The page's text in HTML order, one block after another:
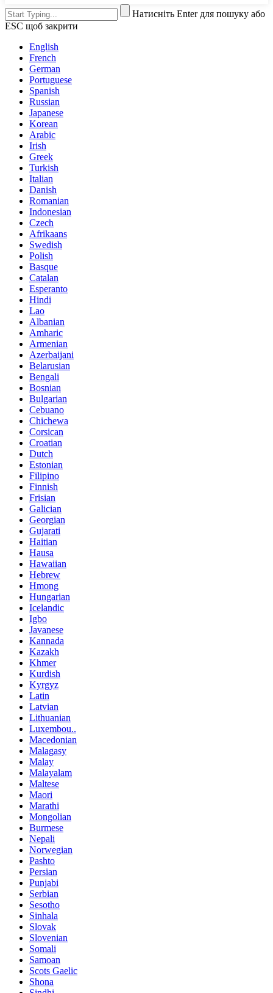
Натисніть Enter для пошуку або
ESC щоб закрити
English
French
German
Portuguese
Spanish
Russian
Japanese
Korean
Arabic
Irish
Greek
Turkish
Italian
Danish
Romanian
Indonesian
Czech
Afrikaans
Swedish
Polish
Basque
Catalan
Esperanto
Hindi
Lao
Albanian
Amharic
Armenian
Azerbaijani
Belarusian
Bengali
Bosnian
Bulgarian
Cebuano
Chichewa
Corsican
Croatian
Dutch
Estonian
Filipino
Finnish
Frisian
Galician
Georgian
Gujarati
Haitian
Hausa
Hawaiian
Hebrew
Hmong
Hungarian
Icelandic
Igbo
Javanese
Kannada
Kazakh
Khmer
Kurdish
Kyrgyz
Latin
Latvian
Lithuanian
Luxembou..
Macedonian
Malagasy
Malay
Malayalam
Maltese
Maori
Marathi
Mongolian
Burmese
Nepali
Norwegian
Pashto
Persian
Punjabi
Serbian
Sesotho
Sinhala
Slovak
Slovenian
Somali
Samoan
Scots Gaelic
Shona